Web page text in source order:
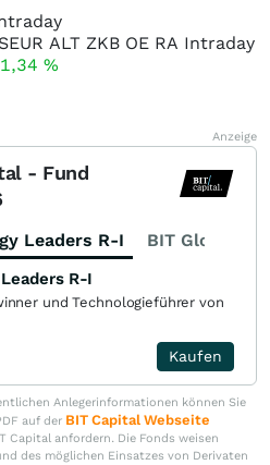
%
Anzeige
- Fund
Leaders R-I BIT Global
R-I
und Technologieführer von
Kaufen
Anlegerinformationen können Sie
auf der BIT Capital Webseite
Capital anfordern. Die Fonds weisen
des möglichen Einsatzes von Derivaten